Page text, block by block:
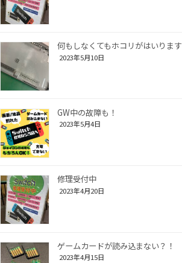
何もしなくてもホコリがはいります
2023年5月10日
GW中の故障も！
2023年5月4日
修理受付中
2023年4月20日
ゲームカードが読み込まない？！
2023年4月15日